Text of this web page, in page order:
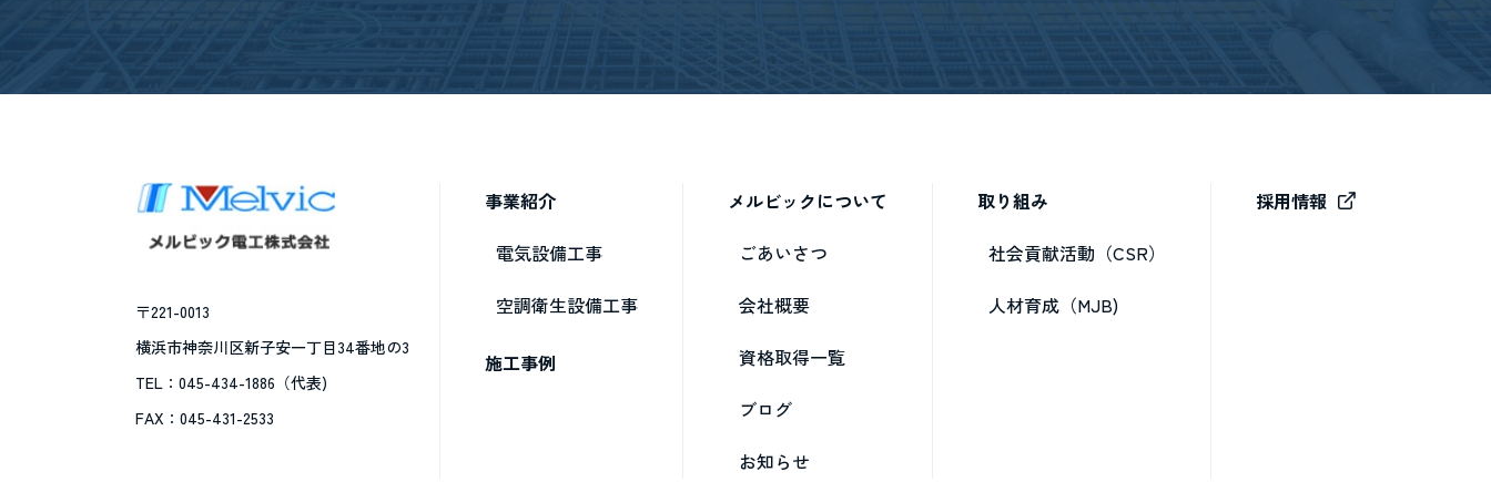
〒221-0013
横浜市神奈川区新子安一丁目34番地の3
TEL：045-434-1886（代表)
FAX：045-431-2533
事業紹介
電気設備工事
空調衛生設備工事
施工事例
メルビックについて
ごあいさつ
会社概要
資格取得一覧
ブログ
お知らせ
取り組み
社会貢献活動（CSR）
人材育成（MJB)
採用情報